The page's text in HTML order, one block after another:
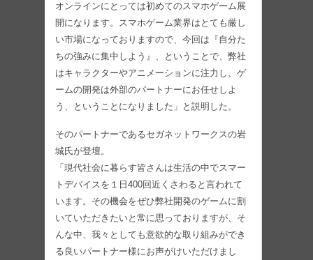
オンラインにとっては初めてのスマホゲーム展
開になります。スマホゲーム業界はとても厳し
い市場になっておりますので、今回は『自分た
ちの強みに集中しよう』、ということで、弊社
はキャラクターやアニメーションに注力し、ゲ
ームの開発は外部のパートナーにお任せしよ
う、ということになりました」と説明した。
そのパートナーであるセガネットワークスの岩
城氏が登壇。
「現代社会に暮らす皆さんは生活の中でスマー
トデバイスを１日400回近くさわると言われて
います。その機会をぜひ弊社開発のゲームに割
いていただきたいと常に思っておりますが、そ
んな中、我々としても意欲的な取り組みができ
る良いパートナー様にお声がけいただけまし